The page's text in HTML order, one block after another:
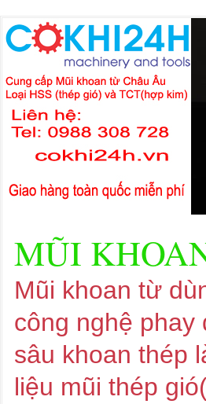
MŨI
Mũi khoan từ
công nghệ
sâu khoan thép
liệu mũi thép